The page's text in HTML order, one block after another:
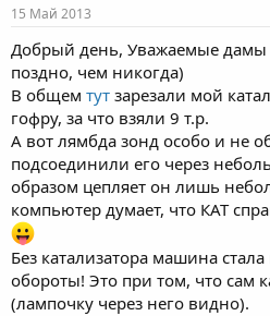
15 Май 2013
Добрый день, Уважаемые дамы
поздно, чем никогда)
В общем тут зарезали мой
гофру, за что взяли 9 т.р.
А вот лямбда зонд особо и не
подсоединили его через
образом цепляет он лишь
компьютер думает, что КАТ
Без катализатора машина
обороты! Это при том, что сам
(лампочку через него видно).